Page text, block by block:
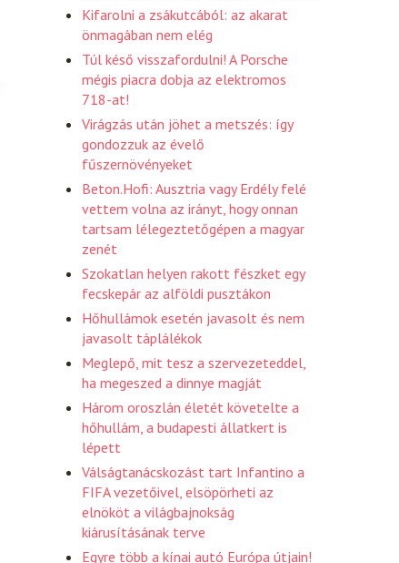
Kifarolni a zsákutcából: az akarat
önmagában nem elég
Túl késő visszafordulni! A Porsche
mégis piacra dobja az elektromos
718-at!
Virágzás után jöhet a metszés: így
gondozzuk az évelő
fűszernövényeket
Beton.Hofi: Ausztria vagy Erdély felé
vettem volna az irányt, hogy onnan
tartsam lélegeztetőgépen a magyar
zenét
Szokatlan helyen rakott fészket egy
fecskepár az alföldi pusztákon
Hőhullámok esetén javasolt és nem
javasolt táplálékok
Meglepő, mit tesz a szervezeteddel,
ha megeszed a dinnye magját
Három oroszlán életét követelte a
hőhullám, a budapesti állatkert is
lépett
Válságtanácskozást tart Infantino a
FIFA vezetőivel, elsöpörheti az
elnököt a világbajnokság
kiárusításának terve
Egyre több a kínai autó Európa útjain!